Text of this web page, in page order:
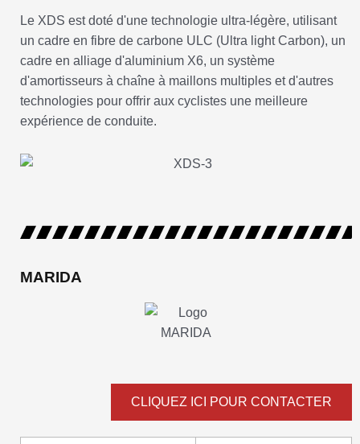
Le XDS est doté d'une technologie ultra-légère, utilisant
un cadre en fibre de carbone ULC (Ultra light Carbon), un
cadre en alliage d'aluminium X6, un système
d'amortisseurs à chaîne à maillons multiples et d'autres
technologies pour offrir aux cyclistes une meilleure
expérience de conduite.
MARIDA
CLIQUEZ ICI POUR CONTACTER